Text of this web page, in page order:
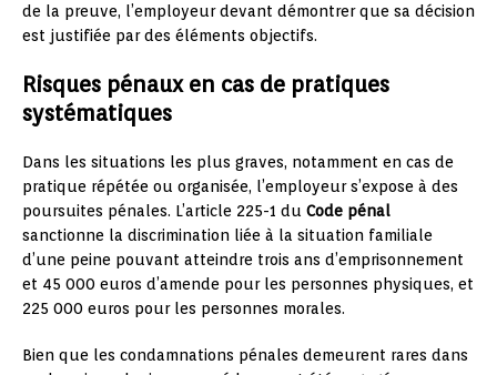
de la preuve, l’employeur devant démontrer que sa décision
est justifiée par des éléments objectifs.
Risques pénaux en cas de pratiques
systématiques
Dans les situations les plus graves, notamment en cas de
pratique répétée ou organisée, l’employeur s’expose à des
poursuites pénales. L’article 225-1 du Code pénal
sanctionne la discrimination liée à la situation familiale
d’une peine pouvant atteindre trois ans d’emprisonnement
et 45 000 euros d’amende pour les personnes physiques, et
225 000 euros pour les personnes morales.
Bien que les condamnations pénales demeurent rares dans